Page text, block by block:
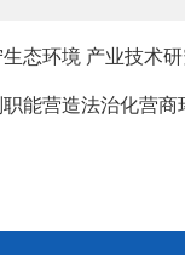
态环境 产业技术
能营造法治化营商